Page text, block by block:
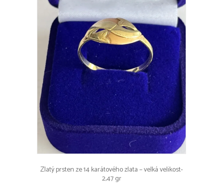
Zlatý prsten ze 14 karátového zlata – velká velikost-
2,47 gr